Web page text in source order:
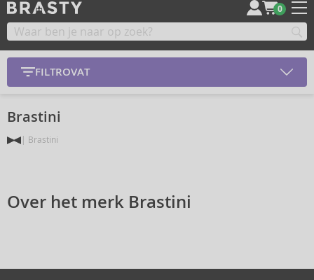
0
FILTROVAT
Brastini
Brastini
Over het merk Brastini